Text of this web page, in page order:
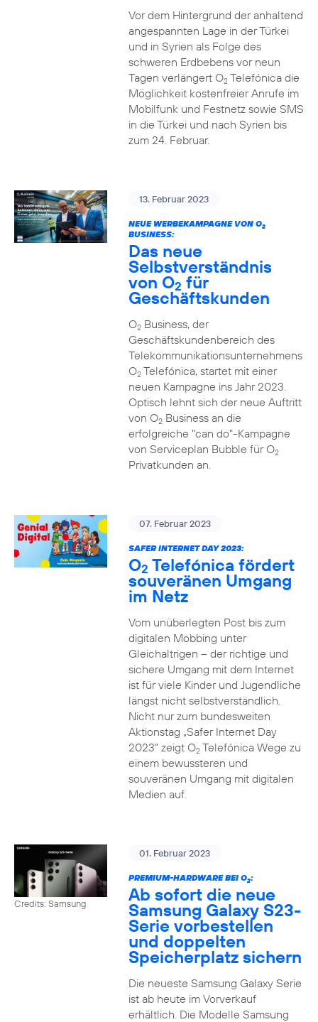
Vor dem Hintergrund der anhaltend
angespannten Lage in der Türkei
und in Syrien als Folge des
schweren Erdbebens vor neun
Tagen verlängert O2Telefónica die
Möglichkeit kostenfreier Anrufe im
Mobilfunk und Festnetz sowie SMS
in die Türkei und nach Syrien bis
zum 24. Februar.
13. Februar 2023
NEUE WERBEKAMPAGNE VON O2
BUSINESS:
Das neue
Selbstverständnis
von O2 für
Geschäftskunden
O2Business, der
Geschäftskundenbereich des
Telekommunikationsunternehmens
O2Telefónica, startet mit einer
neuen Kampagne ins Jahr 2023.
Optisch lehnt sich der neue Auftritt
von O2Business an die
erfolgreiche "can do"-Kampagne
von Serviceplan Bubble für O2
Privatkunden an.
07. Februar 2023
SAFER INTERNET DAY 2023:
O2 Telefónica fördert
souveränen Umgang
im Netz
Vom unüberlegten Post bis zum
digitalen Mobbing unter
Gleichaltrigen – der richtige und
sichere Umgang mit dem Internet
ist für viele Kinder und Jugendliche
längst nicht selbstverständlich.
Nicht nur zum bundesweiten
Aktionstag „Safer Internet Day
2023“ zeigt O2Telefónica Wege zu
einem bewussteren und
souveränen Umgang mit digitalen
Medien auf.
Credits: Samsung
01. Februar 2023
PREMIUM-HARDWARE BEI O2:
Ab sofort die neue
Samsung Galaxy S23-
Serie vorbestellen
und doppelten
Speicherplatz sichern
Die neueste Samsung Galaxy Serie
ist ab heute im Vorverkauf
erhältlich. Die Modelle Samsung